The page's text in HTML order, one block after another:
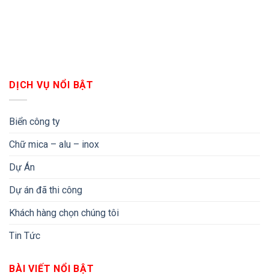
DỊCH VỤ NỔI BẬT
Biển công ty
Chữ mica – alu – inox
Dự Án
Dự án đã thi công
Khách hàng chọn chúng tôi
Tin Tức
BÀI VIẾT NỔI BẬT